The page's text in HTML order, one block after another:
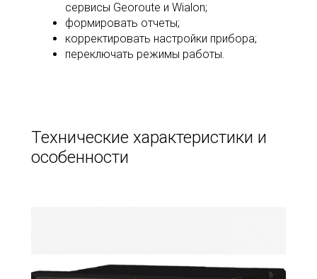
сервисы Georoute и Wialon;
формировать отчеты;
корректировать настройки прибора;
переключать режимы работы.
Технические характеристики и
особенности